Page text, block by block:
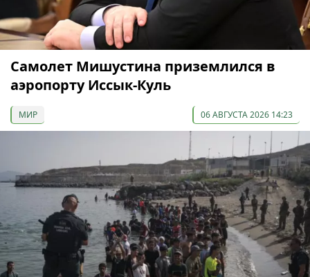
Самолет Мишустина приземлился в
аэропорту Иссык-Куль
МИР 06 АВГУСТА 2026 14:23